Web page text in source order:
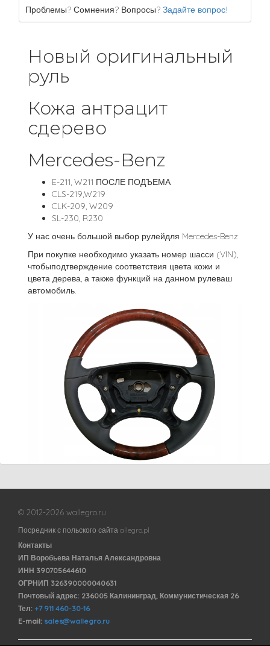
Проблемы? Сомнения? Вопросы? Задайте вопрос!
Новый оригинальный
руль
Кожа антрацит
сдерево
Mercedes-Benz
E-211, W211 ПОСЛЕ ПОДЪЕМА
CLS-219,W219
CLK-209, W209
SL-230, R230
У нас очень большой выбор рулейдля Mercedes-Benz
При покупке необходимо указать номер шасси (VIN),
чтобыподтверждение соответствия цвета кожи и
цвета дерева, а также функций на данном рулеваш
автомобиль.
© 2012-2026 wallegro.ru
Посредник с польского сайта allegro.pl
Контакты
ИП Воробьева Наталья Александровна
ИНН 390705644610
ОГРНИП 326390000040631
Почтовый адрес: 236005 Калининград, Коммунистическая 26
Тел: +7 911 460-30-16
E-mail: sales@wallegro.ru